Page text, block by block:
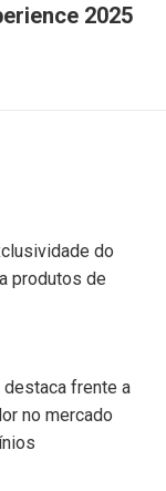
2025
do
produtos de
frente a
no mercado